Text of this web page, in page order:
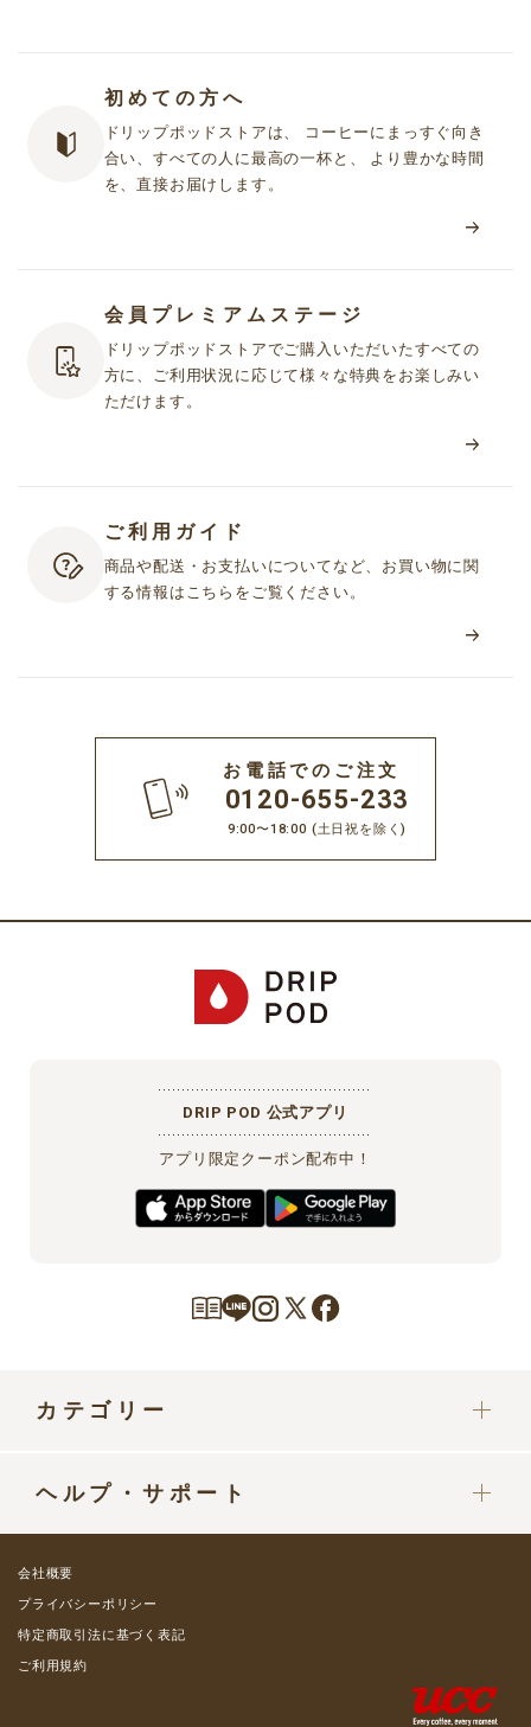
初めての方へ
ドリップポッドストアは、 コーヒーにまっすぐ向き
合い、すべての人に最高の一杯と、 より豊かな時間
を、直接お届けします。
会員プレミアムステージ
ドリップポッドストアでご購入いただいたすべての
方に、ご利用状況に応じて様々な特典をお楽しみい
ただけます。
ご利用ガイド
商品や配送・お支払いについてなど、お買い物に関
する情報はこちらをご覧ください。
お電話でのご注文
0120-655-233
9:00〜18:00 (土日祝を除く)
DRIP POD 公式アプリ
アプリ限定クーポン配布中！
カテゴリー
部品・パーツ
コーヒーミルク類
ヘルプ・サポート
ご利用ガイド
会社概要
プライバシーポリシー
特定商取引法に基づく表記
ご利用規約